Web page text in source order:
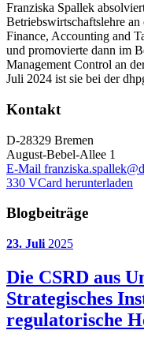
Franziska Spallek
Betriebswirtschaftslehre
Finance, Accounting and
und promovierte dann im
Management Control an
Juli 2024 ist sie bei der
Kontakt
D-28329 Bremen
August-Bebel-Allee 1
E-Mail
330 VCard herunterladen
Blogbeiträge
23. Juli 2025
Die CSRD aus
Strategisches
regulatorische